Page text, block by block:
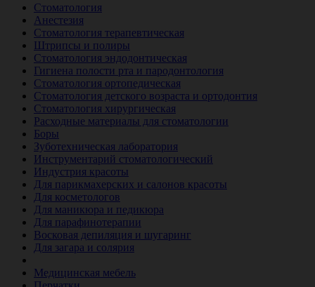
Стоматология
Анестезия
Стоматология терапевтическая
Штрипсы и полиры
Стоматология эндодонтическая
Гигиена полости рта и пародонтология
Стоматология ортопедическая
Стоматология детского возраста и ортодонтия
Стоматология хирургическая
Расходные материалы для стоматологии
Боры
Зуботехническая лаборатория
Инструментарий стоматологический
Индустрия красоты
Для парикмахерских и салонов красоты
Для косметологов
Для маникюра и педикюра
Для парафинотерапии
Восковая депиляция и шугаринг
Для загара и солярия
Медицинская мебель